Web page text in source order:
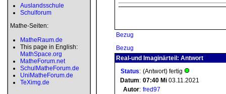
Auslandsschule
Schulforum
Mathe-Seiten:
MatheRaum.de
This page in English:
MathSpace.org
MatheForum.net
SchulMatheForum.de
UniMatheForum.de
TeXimg.de
Bezug
Bezug
Real-und Imaginärteil: Antwort
Status: (Antwort) fertig
Datum: 07:40 Mi 03.11.2021
Autor: fred97